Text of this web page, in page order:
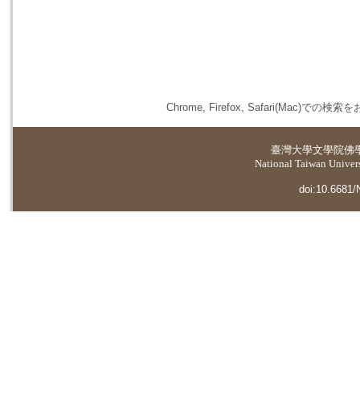
Chrome, Firefox, Safari(Mac)での検索を
臺灣大學文學院佛
National Taiwan
doi:10.6681/